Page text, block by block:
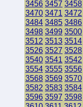
3456 3457 3458
3470 3471 3472
3484 3485 3486
3498 3499 3500
3512 3513 3514
3526 3527 3528
3540 3541 3542
3554 3555 3556
3568 3569 3570
3582 3583 3584
3596 3597 3598